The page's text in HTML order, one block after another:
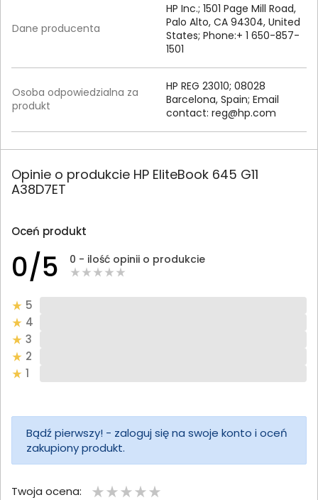
Dane producenta
HP Inc.; 1501 Page Mill Road,
Palo Alto, CA 94304, United
States; Phone:+ 1 650-857-
1501
Osoba odpowiedzialna za
produkt
HP REG 23010; 08028
Barcelona, Spain; Email
contact: reg@hp.com
Opinie o produkcie HP EliteBook 645 G11
A38D7ET
Oceń produkt
0/5 0 - ilość opinii o produkcie
5
4
3
2
1
Bądź pierwszy! - zaloguj się na swoje konto i oceń
zakupiony produkt.
Twoja ocena: